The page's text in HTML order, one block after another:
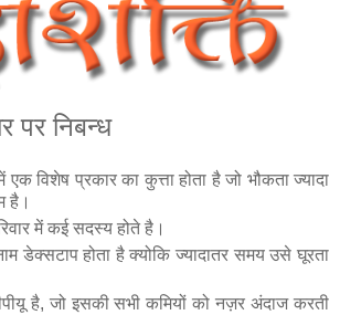
पर निबन्‍ध
एक विशेष प्रकार का कुत्ता होता है जो भौकता ज्‍यादा
है।
में कई सदस्‍य होते है।
डेक्‍सटाप होता है क्‍योकि ज्‍यादातर समय उसे घूरता
है, जो इसकी सभी कमियों को नज़र अंदाज करती